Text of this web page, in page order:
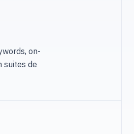
on-
suites de